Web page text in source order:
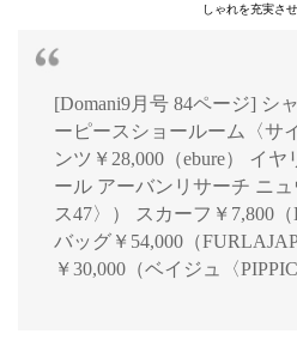
しゃれを充実させ
[Domani9月号 84ページ] シ
ーピースショールーム〈サ
ンツ￥28,000（ebure） イヤ
ール アーバンリサーチ ニ
ス47〉） スカーフ￥7,800
バッグ￥54,000（
￥30,000（ベイジュ〈